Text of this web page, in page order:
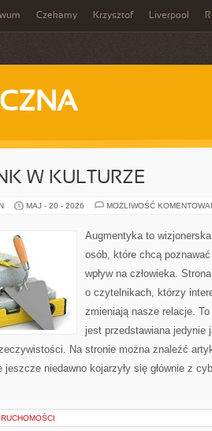
Czekamy Krzysztof Liverpool
W KULTURZE
MAJ - 20 - 2026 MOŻLIWOŚĆ
Augmentyka to
osób, które chcą
wpływ na człowieka.
o czytelnikach, którzy
zmieniają nasze relacje.
jest przedstawiana jedynie
Na stronie można znaleźć
jeszcze niedawno kojarzyły się głównie z